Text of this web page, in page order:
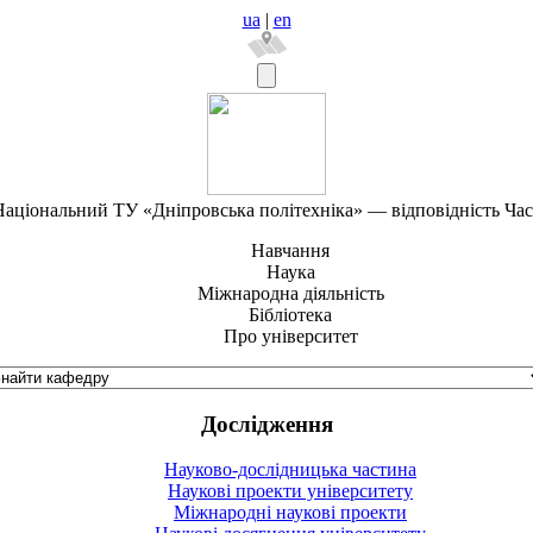
ua | en
ТУ «Дніпровська політехніка» — відповідність
Навчання
Наука
Міжнародна діяльність
Бібліотека
Про університет
Дослідження
Науково-дослідницька частина
Наукові проекти університету
Міжнародні наукові проекти